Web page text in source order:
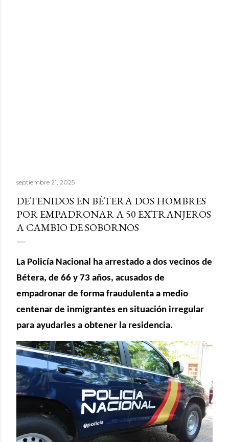
septiembre 21, 2025
DETENIDOS EN BÉTERA DOS HOMBRES
POR EMPADRONAR A 50 EXTRANJEROS
A CAMBIO DE SOBORNOS
La Policía Nacional ha arrestado a dos vecinos de
Bétera, de 66 y 73 años, acusados de
empadronar de forma fraudulenta a medio
centenar de inmigrantes en situación irregular
para ayudarles a obtener la residencia.